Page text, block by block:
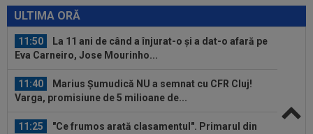
ULTIMA ORĂ
alt stadion: "Finalul lunii...
11:50
La 11 ani de când a înjurat-o și a dat-o afară pe
Eva Carneiro, Jose Mourinho...
11:40
Marius Șumudică NU a semnat cu CFR Cluj!
Varga, promisiune de 5 milioane de...
11:25
"Ce frumos arată clasamentul". Primarul din